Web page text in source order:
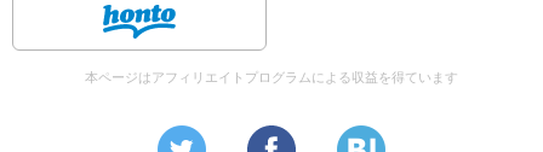
本ページはアフィリエイトプログラムによる収益を得ています